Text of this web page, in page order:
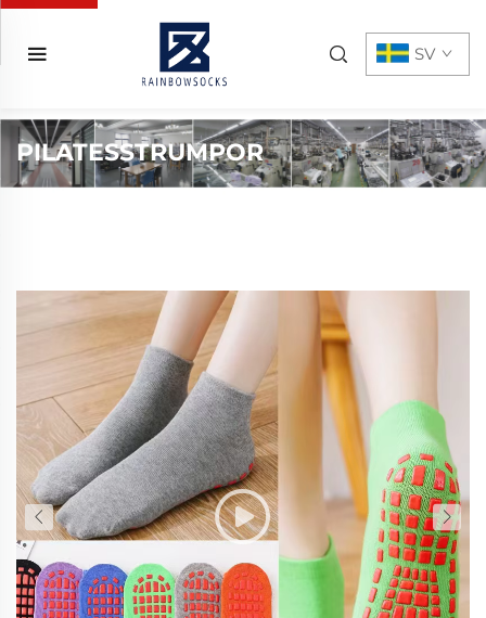
SV
PILATESSTRUMPOR